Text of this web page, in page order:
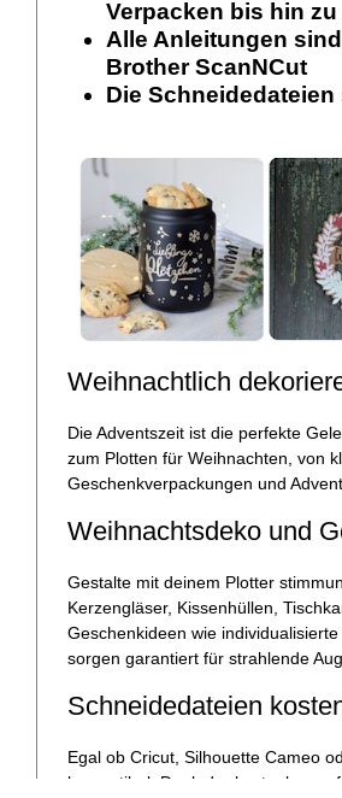
Verpacken bis hin
Alle Anleitungen
Brother ScanNCut
Die
Weihnachtlich
Die Adventszeit ist die perfekte
zum Plotten für Weihnachten, von
Geschenkverpackungen und
Weihnachtsdeko und
Gestalte mit deinem Plotter
Kerzengläser, Kissenhüllen,
Geschenkideen wie
sorgen garantiert für strahlende
Schneidedateien
Egal ob Cricut, Silhouette Cameo
kompatibel. Dank der kostenlos